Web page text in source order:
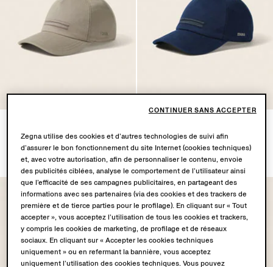
Clair
€390.00
Indigo Foncé
€390.00
Zegna utilise des cookies et d’autres technologies de suivi afin
d’assurer le bon fonctionnement du site Internet (cookies techniques)
et, avec votre autorisation, afin de personnaliser le contenu, envoie
des publicités ciblées, analyse le comportement de l’utilisateur ainsi
que l’efficacité de ses campagnes publicitaires, en partageant des
informations avec ses partenaires (via des cookies et des trackers de
première et de tierce parties pour le profilage). En cliquant sur « Tout
accepter », vous acceptez l’utilisation de tous les cookies et trackers,
y compris les cookies de marketing, de profilage et de réseaux
sociaux. En cliquant sur « Accepter les cookies techniques
uniquement » ou en refermant la bannière, vous acceptez
uniquement l’utilisation des cookies techniques. Vous pouvez
CONTINUER SANS ACCEPTER